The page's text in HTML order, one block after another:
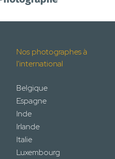
Nos photographes à
l'international
Belgique
Espagne
Inde
Irlande
Italie
Luxembourg